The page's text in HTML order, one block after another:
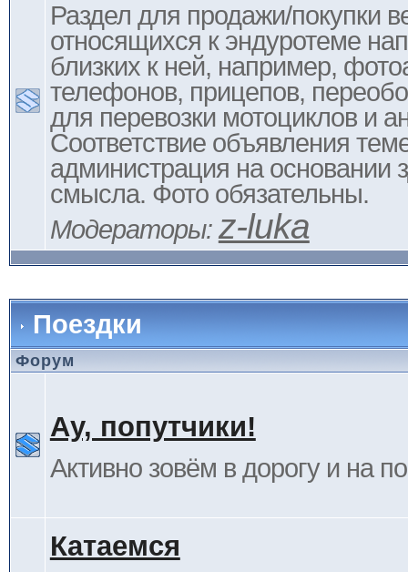
Раздел для продажи/покупки
относящихся к эндуротеме
близких к ней, например,
телефонов, прицепов,
для перевозки мотоциклов и
Соответствие объявления
администрация на основании
смысла. Фото обязательны.
Модераторы: z-luka
Поездки
Форум
Ау, попутчики!
Активно зовём в дорогу и на
Катаемся